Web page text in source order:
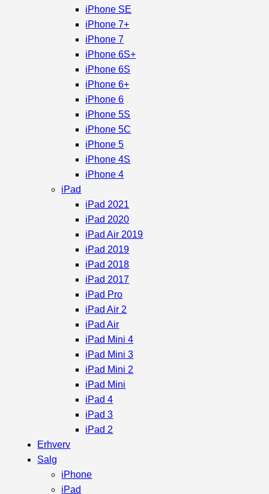
iPhone SE
iPhone 7+
iPhone 7
iPhone 6S+
iPhone 6S
iPhone 6+
iPhone 6
iPhone 5S
iPhone 5C
iPhone 5
iPhone 4S
iPhone 4
iPad
iPad 2021
iPad 2020
iPad Air 2019
iPad 2019
iPad 2018
iPad 2017
iPad Pro
iPad Air 2
iPad Air
iPad Mini 4
iPad Mini 3
iPad Mini 2
iPad Mini
iPad 4
iPad 3
iPad 2
Erhverv
Salg
iPhone
iPad